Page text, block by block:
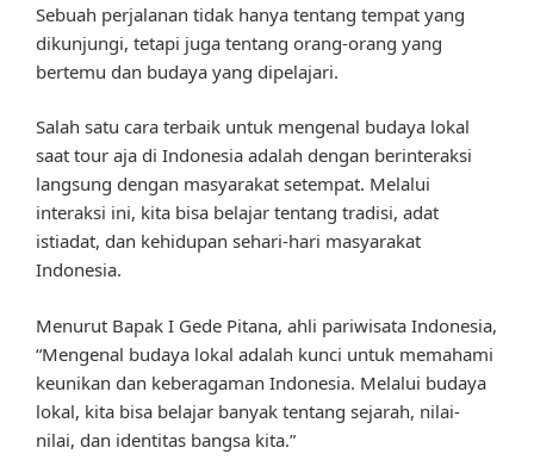
Sebuah perjalanan tidak hanya tentang tempat yang
dikunjungi, tetapi juga tentang orang-orang yang
bertemu dan budaya yang dipelajari.
Salah satu cara terbaik untuk mengenal budaya lokal
saat tour aja di Indonesia adalah dengan berinteraksi
langsung dengan masyarakat setempat. Melalui
interaksi ini, kita bisa belajar tentang tradisi, adat
istiadat, dan kehidupan sehari-hari masyarakat
Indonesia.
Menurut Bapak I Gede Pitana, ahli pariwisata Indonesia,
“Mengenal budaya lokal adalah kunci untuk memahami
keunikan dan keberagaman Indonesia. Melalui budaya
lokal, kita bisa belajar banyak tentang sejarah, nilai-
nilai, dan identitas bangsa kita.”